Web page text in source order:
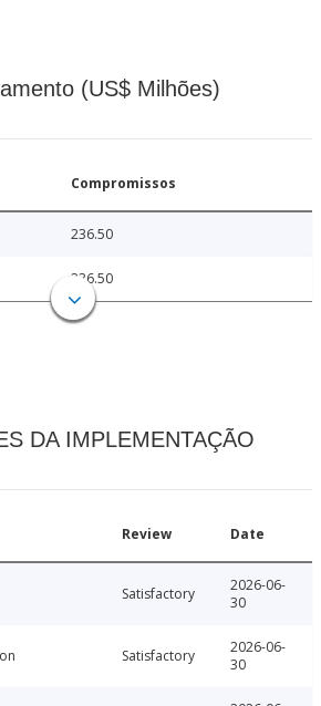
(US$ Milhões)
Compromissos
236.50
236.50
DA IMPLEMENTAÇÃO
Review Date
Satisfactory
2026-06-
30
Satisfactory
2026-06-
30